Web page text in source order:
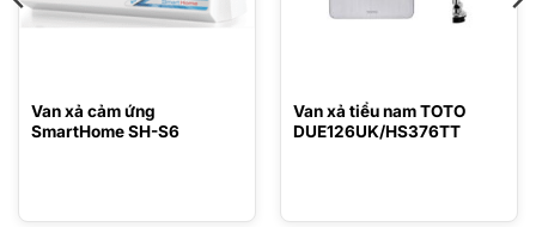
Van xả cảm ứng
SmartHome SH-S6
Van xả tiểu nam TOTO
DUE126UK/HS376TT